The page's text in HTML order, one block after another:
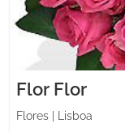
Flor Flor
Flores Lisboa